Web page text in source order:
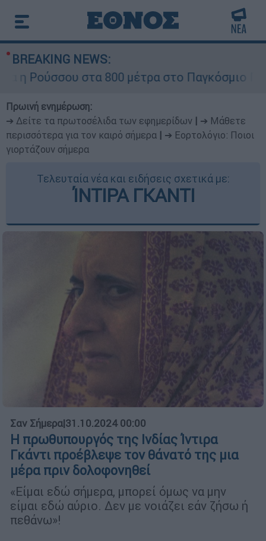
BREAKING NEWS:
στα 800 μέτρα στο Παγκόσμιο
Πρωινή ενημέρωση:
➔ Δείτε τα πρωτοσέλιδα των εφημερίδων
➔ Μάθετε
περισσότερα για τον καιρό σήμερα
➔ Εορτολόγιο: Ποιοι
γιορτάζουν σήμερα
Τελευταία νέα και ειδήσεις σχετικά με:
ΊΝΤΙΡΑ ΓΚΑΝΤΙ
Σαν Σήμερα|31.10.2024 00:00
Η πρωθυπουργός της Ινδίας Ίντιρα
Γκάντι προέβλεψε τον θάνατό της μια
μέρα πριν δολοφονηθεί
«Είμαι εδώ σήμερα, μπορεί όμως να μην
είμαι εδώ αύριο. Δεν με νοιάζει εάν ζήσω ή
πεθάνω»!